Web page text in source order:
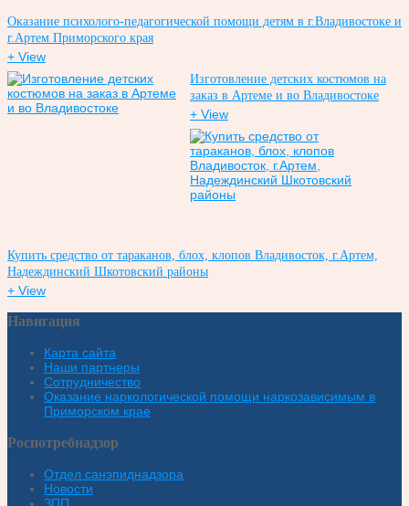
Оказание психолого-педагогической помощи детям в г.Владивостоке и
г.Артем Приморского края
+ View
Изготовление детских костюмов на
заказ в Артеме и во Владивостоке
+ View
Купить средство от тараканов, блох, клопов Владивосток, г.Артем,
Надеждинский Шкотовский районы
+ View
Навигация
Карта сайта
Наши партнеры
Сотрудничество
Оказание наркологической помощи наркозависимым в
Приморском крае
Роспотребнадзор
Отдел санэпиднадзора
Новости